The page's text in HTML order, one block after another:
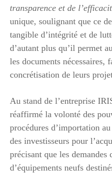
transparence et de
unique, soulignant que ce
tangible d’intégrité et de
d’autant plus qu’il permet
les documents nécessaires,
concrétisation de leurs
Au stand de l’entreprise
réaffirmé la volonté des
procédures d’importation
des investisseurs pour
précisant que les demandes
d’équipements neufs